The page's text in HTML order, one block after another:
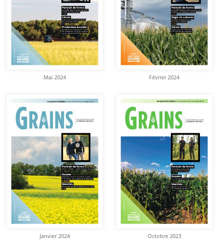
Mai 2024 Février 2024
Janvier 2024 Octobre 2023